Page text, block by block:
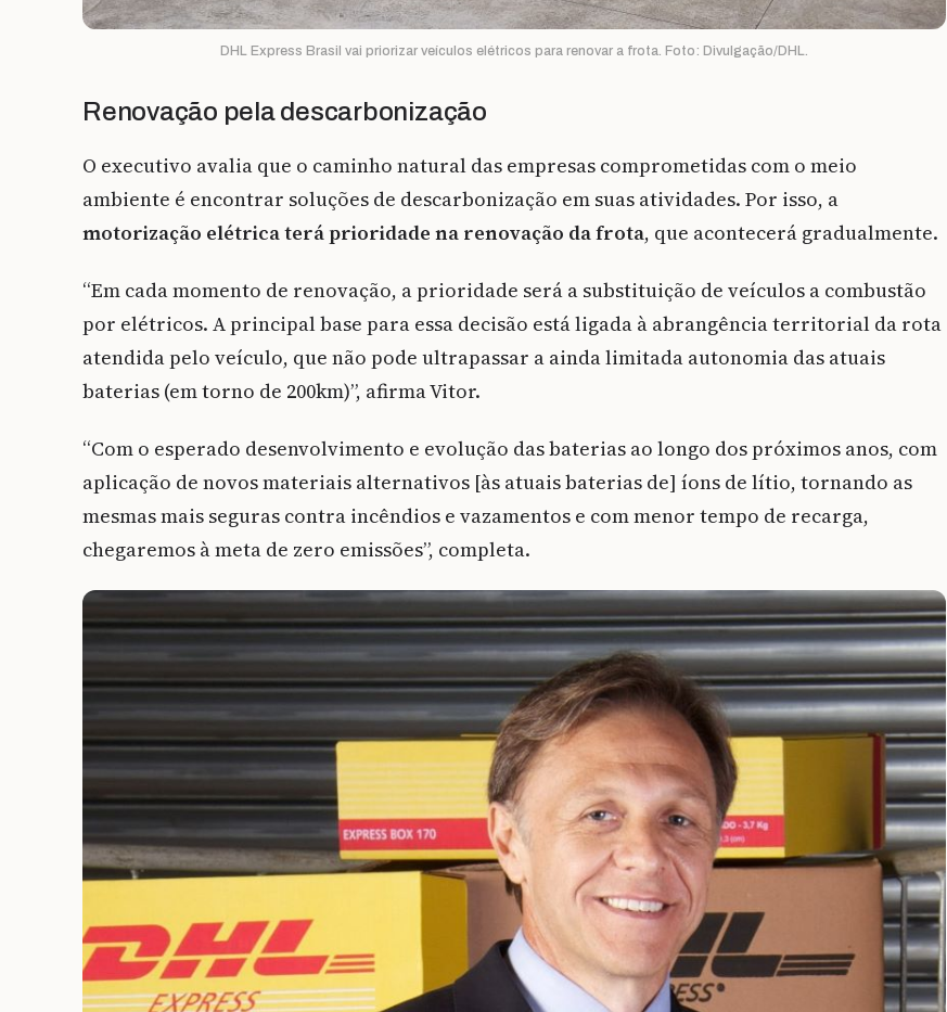
DHL Express Brasil vai priorizar veículos elétricos para renovar a frota. Foto: Divulgação/DHL.
Renovação pela descarbonização
O executivo avalia que o caminho natural das empresas comprometidas com o meio
ambiente é encontrar soluções de descarbonização em suas atividades. Por isso, a
motorização elétrica terá prioridade na renovação da frota, que acontecerá gradualmente.
“Em cada momento de renovação, a prioridade será a substituição de veículos a combustão
por elétricos. A principal base para essa decisão está ligada à abrangência territorial da rota
atendida pelo veículo, que não pode ultrapassar a ainda limitada autonomia das atuais
baterias (em torno de 200km)”, afirma Vitor.
“Com o esperado desenvolvimento e evolução das baterias ao longo dos próximos anos, com
aplicação de novos materiais alternativos [às atuais baterias de] íons de lítio, tornando as
mesmas mais seguras contra incêndios e vazamentos e com menor tempo de recarga,
chegaremos à meta de zero emissões”, completa.